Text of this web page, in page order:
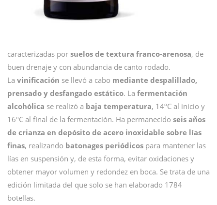
caracterizadas por suelos de textura franco-arenosa, de
buen drenaje y con abundancia de canto rodado.
La vinificación se llevó a cabo mediante despalillado,
prensado y desfangado estático. La fermentación
alcohólica se realizó a baja temperatura, 14ºC al inicio y
16ºC al final de la fermentación. Ha permanecido seis años
de crianza en depósito de acero inoxidable sobre lías
finas, realizando batonages periódicos para mantener las
lías en suspensión y, de esta forma, evitar oxidaciones y
obtener mayor volumen y redondez en boca. Se trata de una
edición limitada del que solo se han elaborado 1784
botellas.